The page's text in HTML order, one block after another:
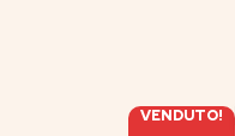
VENDUTO!